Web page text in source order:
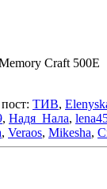
Craft 500E
ТИВ,
, Надя_Нала,
, Veraos, Mikesha,